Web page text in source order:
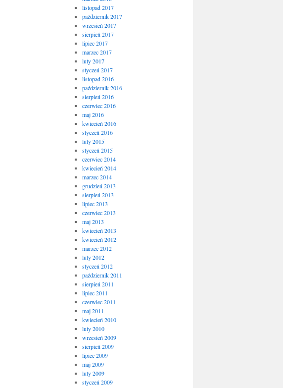
listopad 2017
październik 2017
wrzesień 2017
sierpień 2017
lipiec 2017
marzec 2017
luty 2017
styczeń 2017
listopad 2016
październik 2016
sierpień 2016
czerwiec 2016
maj 2016
kwiecień 2016
styczeń 2016
luty 2015
styczeń 2015
czerwiec 2014
kwiecień 2014
marzec 2014
grudzień 2013
sierpień 2013
lipiec 2013
czerwiec 2013
maj 2013
kwiecień 2013
kwiecień 2012
marzec 2012
luty 2012
styczeń 2012
październik 2011
sierpień 2011
lipiec 2011
czerwiec 2011
maj 2011
kwiecień 2010
luty 2010
wrzesień 2009
sierpień 2009
lipiec 2009
maj 2009
luty 2009
styczeń 2009